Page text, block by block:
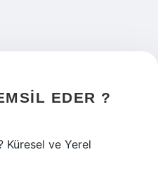
EDER ?
Küresel ve Yerel